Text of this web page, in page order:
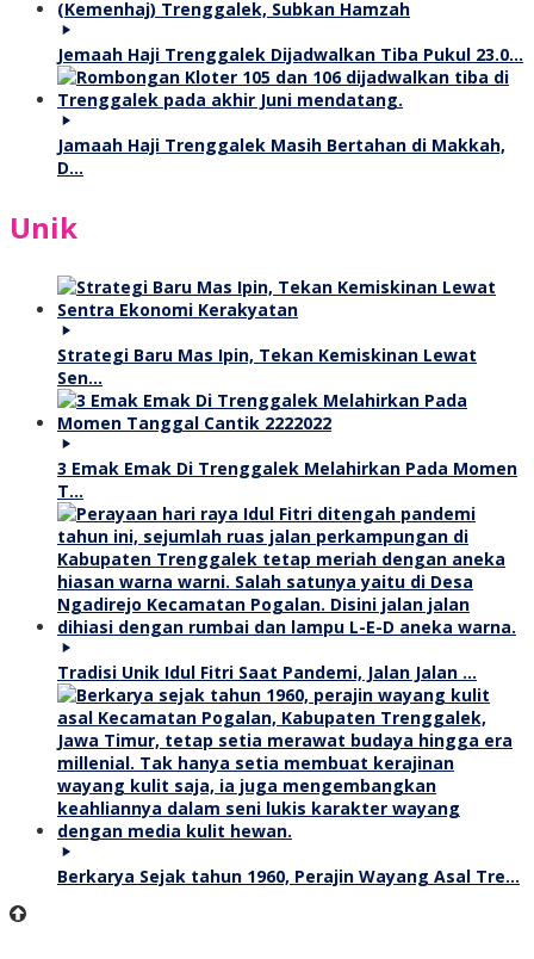
Jemaah Haji Trenggalek Dijadwalkan Tiba Pukul 23.0…
Jamaah Haji Trenggalek Masih Bertahan di Makkah,
D…
Unik
Strategi Baru Mas Ipin, Tekan Kemiskinan Lewat
Sen…
3 Emak Emak Di Trenggalek Melahirkan Pada Momen
T…
Tradisi Unik Idul Fitri Saat Pandemi, Jalan Jalan …
Berkarya Sejak tahun 1960, Perajin Wayang Asal Tre…